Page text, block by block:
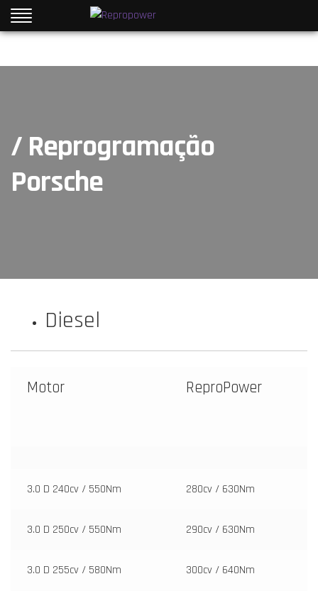
/ Reprogramação
Porsche
Diesel
Motor ReproPower
3.0 D 240cv / 550Nm 280cv / 630Nm
3.0 D 250cv / 550Nm 290cv / 630Nm
3.0 D 255cv / 580Nm 300cv / 640Nm